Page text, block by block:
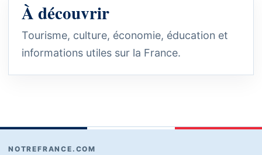
À découvrir
Tourisme, culture, économie, éducation et
informations utiles sur la France.
NOTREFRANCE.COM